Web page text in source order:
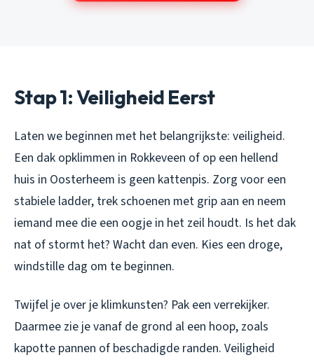
Stap 1: Veiligheid Eerst
Laten we beginnen met het belangrijkste: veiligheid.
Een dak opklimmen in Rokkeveen of op een hellend
huis in Oosterheem is geen kattenpis. Zorg voor een
stabiele ladder, trek schoenen met grip aan en neem
iemand mee die een oogje in het zeil houdt. Is het dak
nat of stormt het? Wacht dan even. Kies een droge,
windstille dag om te beginnen.
Twijfel je over je klimkunsten? Pak een verrekijker.
Daarmee zie je vanaf de grond al een hoop, zoals
kapotte pannen of beschadigde randen. Veiligheid